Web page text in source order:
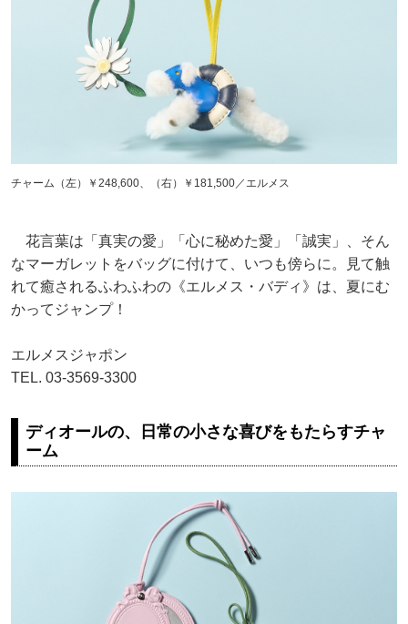
チャーム（左）￥248,600、（右）￥181,500／エルメス
花言葉は「真実の愛」「心に秘めた愛」「誠実」、そん
なマーガレットをバッグに付けて、いつも傍らに。見て触
れて癒されるふわふわの《エルメス・バディ》は、夏にむ
かってジャンプ！
エルメスジャポン
TEL. 03-3569-3300
ディオールの、日常の小さな喜びをもたらすチャ
ーム